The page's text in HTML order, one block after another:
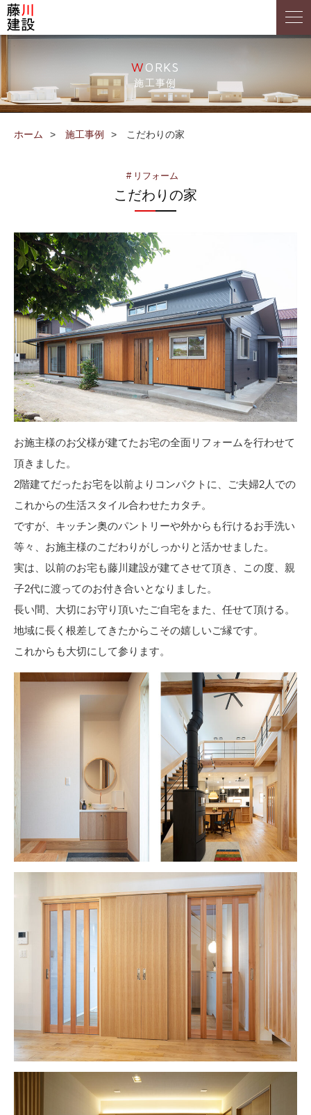
WORKS
施工事例
ホーム 施工事例 こだわりの家
リフォーム
こだわりの家
お施主様のお父様が建てたお宅の全面リフォームを行わせて
頂きました。
2階建てだったお宅を以前よりコンパクトに、ご夫婦2人での
これからの生活スタイル合わせたカタチ。
ですが、キッチン奥のパントリーや外からも行けるお手洗い
等々、お施主様のこだわりがしっかりと活かせました。
実は、以前のお宅も藤川建設が建てさせて頂き、この度、親
子2代に渡ってのお付き合いとなりました。
長い間、大切にお守り頂いたご自宅をまた、任せて頂ける。
地域に長く根差してきたからこその嬉しいご縁です。
これからも大切にして参ります。